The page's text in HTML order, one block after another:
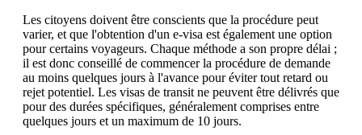
Les citoyens doivent être conscients que la procédure peut
varier, et que l'obtention d'un e-visa est également une option
pour certains voyageurs. Chaque méthode a son propre délai ;
il est donc conseillé de commencer la procédure de demande
au moins quelques jours à l'avance pour éviter tout retard ou
rejet potentiel. Les visas de transit ne peuvent être délivrés que
pour des durées spécifiques, généralement comprises entre
quelques jours et un maximum de 10 jours.